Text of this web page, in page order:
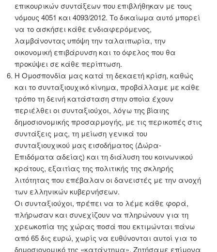
επικουρικών συντάξεων που επιβλήθηκαν με τους
νόμους 4051 και 4093/2012. Το δικαίωμα αυτό μπορεί
να το ασκήσει κάθε ενδιαφερόμενος,
λαμβάνοντας υπόψη την ταλαιπωρία, την
οικονομική επιβάρυνση και το όφελος που θα
προκύψει σε κάθε περίπτωση.
Η Ομοσπονδία μας κατά τη δεκαετή κρίση, καθώς
και το συνταξιουχικό κίνημα, προβάλλαμε με κάθε
τρόπο τη δεινή κατάσταση στην οποία έχουν
περιέλθει οι συνταξιούχοι, λόγω της βίαιης
δημοσιονομικής προσαρμογής, με τις περικοπές στις
συντάξεις μας, τη μείωση γενικά του
συνταξιουχικού μας εισοδήματος (Δώρα-
Επιδόματα αδείας) και τη διάλυση του κοινωνικού
κράτους, εξαιτίας της πολιτικής της σκληρής
λιτότητας που επέβαλαν οι δανειστές με την ανοχή
των ελληνικών κυβερνήσεων.
Οι συνταξιούχοι, πρέπει να το λέμε κάθε φορά,
πλήρωσαν και συνεχίζουν να πληρώνουν για τη
χρεωκοπία της χώρας ποσά που εκτιμώνται πάνω
από 65 δις ευρώ, χωρίς να ευθύνονται αυτοί για το
δημοσιονομικό της «κατάντημα». Ζητήσαμε επίμονα